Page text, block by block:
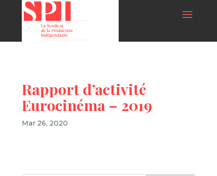
Rapport d’activité
Eurocinéma – 2019
Mar 26, 2020